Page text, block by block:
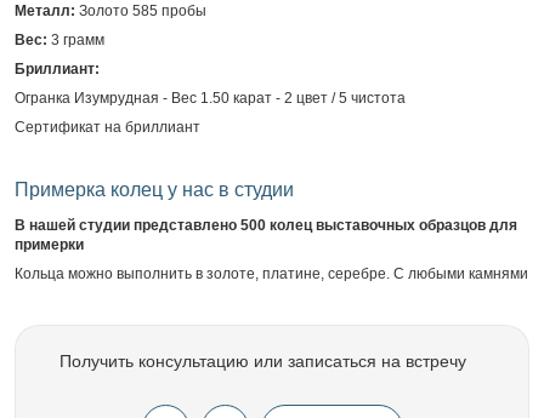
Металл: Золото 585 пробы
Вес: 3 грамм
Бриллиант:
Огранка Изумрудная - Вес 1.50 карат - 2 цвет / 5 чистота
Сертификат на бриллиант
Примерка колец у нас в студии
В нашей студии представлено 500 колец выставочных образцов для
примерки
Кольца можно выполнить в золоте, платине, серебре. С любыми камнями
Получить консультацию или записаться на встречу